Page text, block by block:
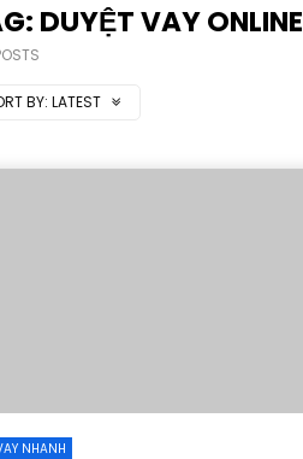
DUYỆT VAY ONLINE
BY: LATEST
NHANH